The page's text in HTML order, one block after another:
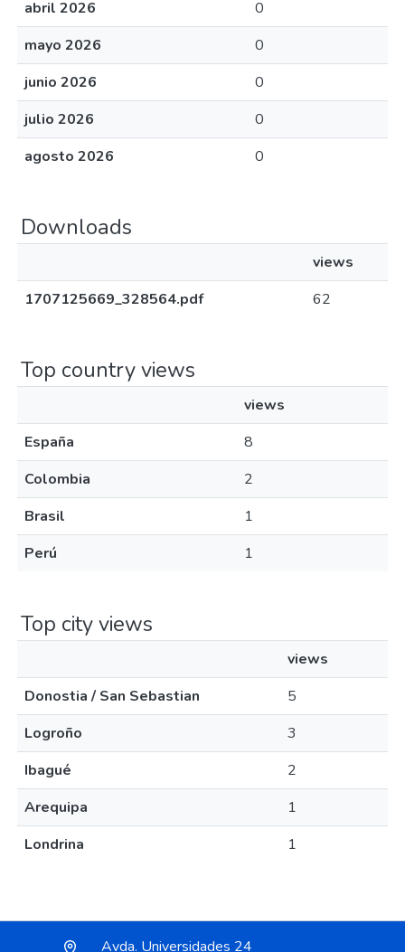
abril 2026
0
mayo 2026
0
junio 2026
0
julio 2026
0
agosto 2026
0
Downloads
views
1707125669_328564.pdf
62
Top country views
views
España
8
Colombia
2
Brasil
1
Perú
1
Top city views
views
Donostia / San Sebastian
5
Logroño
3
Ibagué
2
Arequipa
1
Londrina
1
Avda. Universidades 24